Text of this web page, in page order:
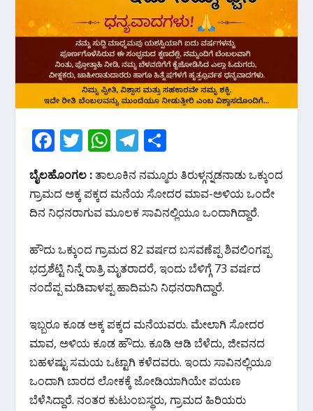
F
ac
e
b
o
k
T
itt
er
W
at
s
p
p
T
el
e
gr
m
h
ar
e
ಬೈಲಹೊಂಗಲ :ತಾಲೂಕಿನ ನಮ್ಮೂರು ತಿರುಳ್ಗನ್ನಡನಾಡು ಒಕ್ಕುಂದ
ಗ್ರಾಮದ ಅಕ್ಕ ಪಕ್ಕದ ಮನೆಯ ಸೋದರ ಮಾವ-ಅಳಿಯ ಒಂದೇ
ದಿನ ನಿಧನರಾಗುವ ಮೂಲಕ ಸಾವಿನಲ್ಲಿಯೂ ಒಂದಾಗಿದ್ದಾರೆ.
ಹೌದು ಒಕ್ಕುಂದ ಗ್ರಾಮದ 82 ವರ್ಷದ ಬಸವಣೆಪ್ಪ ಶಿವಲಿಂಗಪ್ಪ
ಭದ್ರಶೆಟ್ಟಿ ನಿನ್ನೆ ರಾತ್ರಿ ಮೃತರಾದರೆ, ಇಂದು ಬೆಳಿಗ್ಗೆ 73 ವರ್ಷದ
ನಂದೆಪ್ಪ ಮಡಿವಾಳಪ್ಪ ಹಾದಿಮನಿ ನಿಧನರಾಗಿದ್ದಾರೆ.
ಇಬ್ಬರೂ ಕೂಡ ಅಕ್ಕ ಪಕ್ಕದ ಮನೆಯವರು. ಮೇಲಾಗಿ ಸೋದರ
ಮಾವ, ಅಳಿಯ ಕೂಡ ಹೌದು. ಕೂಡಿ ಆಡಿ ಬೆಳೆದು, ಜೀವನದ
ಬಹಳಷ್ಟು ಸಮಯ ಒಟ್ಟಾಗಿ ಕಳೆದವರು. ಇಂದು ಸಾವಿನಲ್ಲಿಯೂ
ಒಂದಾಗಿ ಬಾರದ ಲೋಕಕ್ಕೆ ಜೋಡಿಯಾಗಿಯೇ ಪಯಣ
ಬೆಳೆಸಿದ್ದಾರೆ. ನಂತರ ಕುಟುಂಬಸ್ಥರು, ಗ್ರಾಮದ ಹಿರಿಯರು